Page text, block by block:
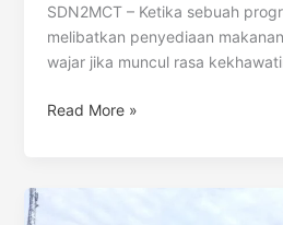
SDN2MCT – Ketika sebuah
melibatkan penyediaan
wajar jika muncul rasa
Read More »